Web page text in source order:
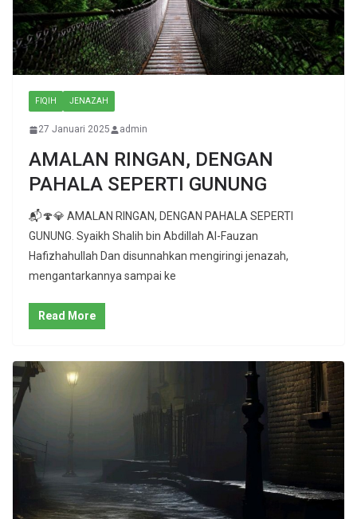
FIQIH JENAZAH
27 Januari 2025 admin
AMALAN RINGAN, DENGAN
PAHALA SEPERTI GUNUNG
📬🍄💎 AMALAN RINGAN, DENGAN PAHALA SEPERTI
GUNUNG. Syaikh Shalih bin Abdillah Al-Fauzan
Hafizhahullah Dan disunnahkan mengiringi jenazah,
mengantarkannya sampai ke
Read More